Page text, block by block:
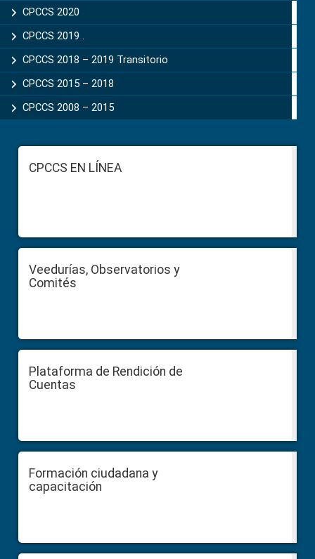
CPCCS 2020
CPCCS 2019 .
CPCCS 2018 – 2019 Transitorio
CPCCS 2015 – 2018
CPCCS 2008 – 2015
FooterCPCCS EN LÍNEA
Veedurías, Observatorios y
Comités
Plataforma de Rendición de
Cuentas
Formación ciudadana y
capacitación